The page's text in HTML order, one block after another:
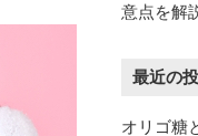
意点を解
最近の
オリゴ糖